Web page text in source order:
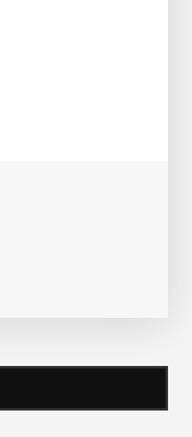
o godz. 17 w